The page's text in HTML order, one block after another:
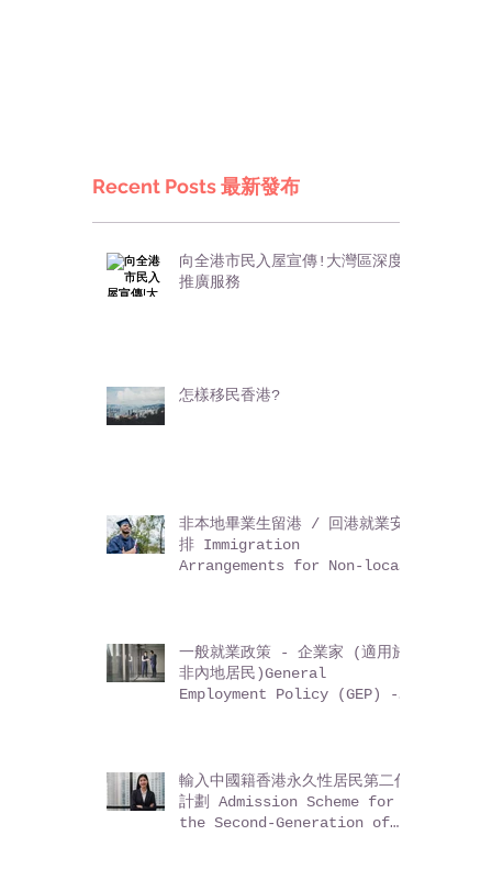
Recent Posts 最新發布
向全港市民入屋宣傳!大灣區深度
推廣服務
怎樣移民香港?
非本地畢業生留港 / 回港就業安
排 Immigration
Arrangements for Non-local
一般就業政策 - 企業家 (適用於
非內地居民)General
Employment Policy (GEP) -
輸入中國籍香港永久性居民第二代
計劃 Admission Scheme for
the Second-Generation of